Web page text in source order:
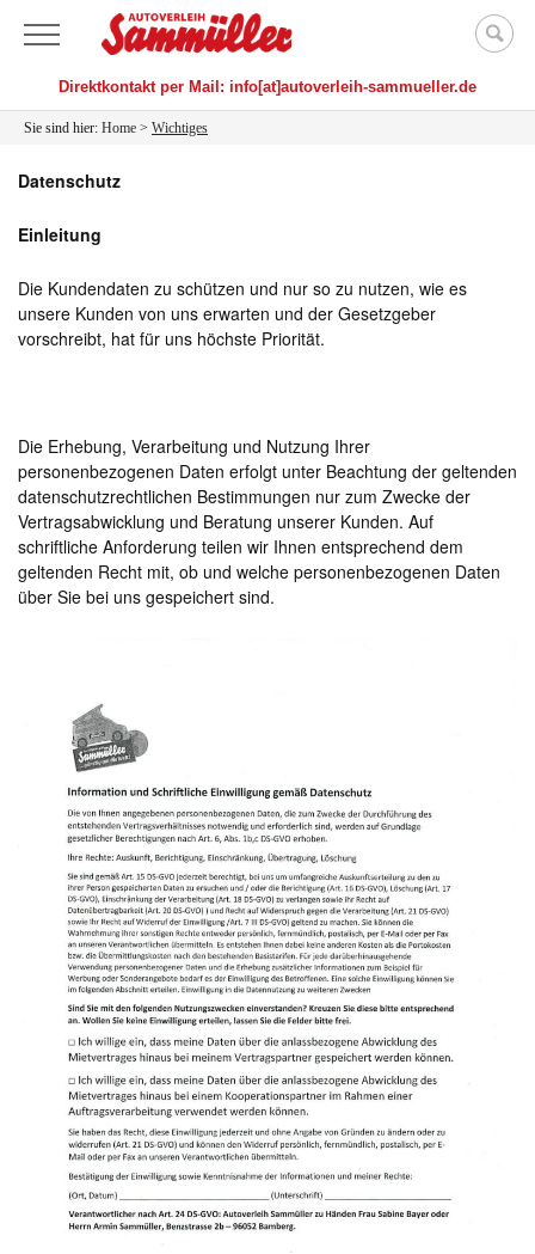
Suche
nach:
Direktkontakt per Mail: info[at]autoverleih-sammueller.de
Inhalt
Sie sind hier: Home > Wichtiges
Datenschutz
Einleitung
Die Kundendaten zu schützen und nur so zu nutzen, wie es
unsere Kunden von uns erwarten und der Gesetzgeber
vorschreibt, hat für uns höchste Priorität.
Die Erhebung, Verarbeitung und Nutzung Ihrer
personenbezogenen Daten erfolgt unter Beachtung der geltenden
datenschutzrechtlichen Bestimmungen nur zum Zwecke der
Vertragsabwicklung und Beratung unserer Kunden. Auf
schriftliche Anforderung teilen wir Ihnen entsprechend dem
geltenden Recht mit, ob und welche personenbezogenen Daten
über Sie bei uns gespeichert sind.